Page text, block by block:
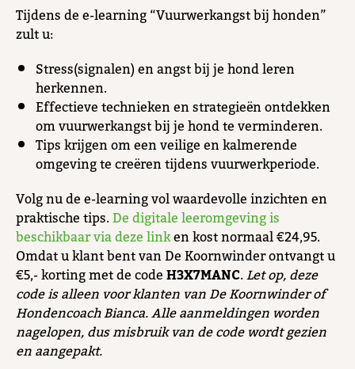
Tijdens de e-learning “Vuurwerkangst bij honden”
zult u:
Stress(signalen) en angst bij je hond leren
herkennen.
Effectieve technieken en strategieën ontdekken
om vuurwerkangst bij je hond te verminderen.
Tips krijgen om een veilige en kalmerende
omgeving te creëren tijdens vuurwerkperiode.
Volg nu de e-learning vol waardevolle inzichten en
praktische tips.De digitale leeromgeving is
beschikbaar via deze linken kost normaal €24,95.
Omdat u klant bent van De Koornwinder ontvangt u
€5,- korting met de codeH3X7MANC.Let op, deze
code is alleen voor klanten van De Koornwinder of
Hondencoach Bianca. Alle aanmeldingen worden
nagelopen, dus misbruik van de code wordt gezien
en aangepakt.